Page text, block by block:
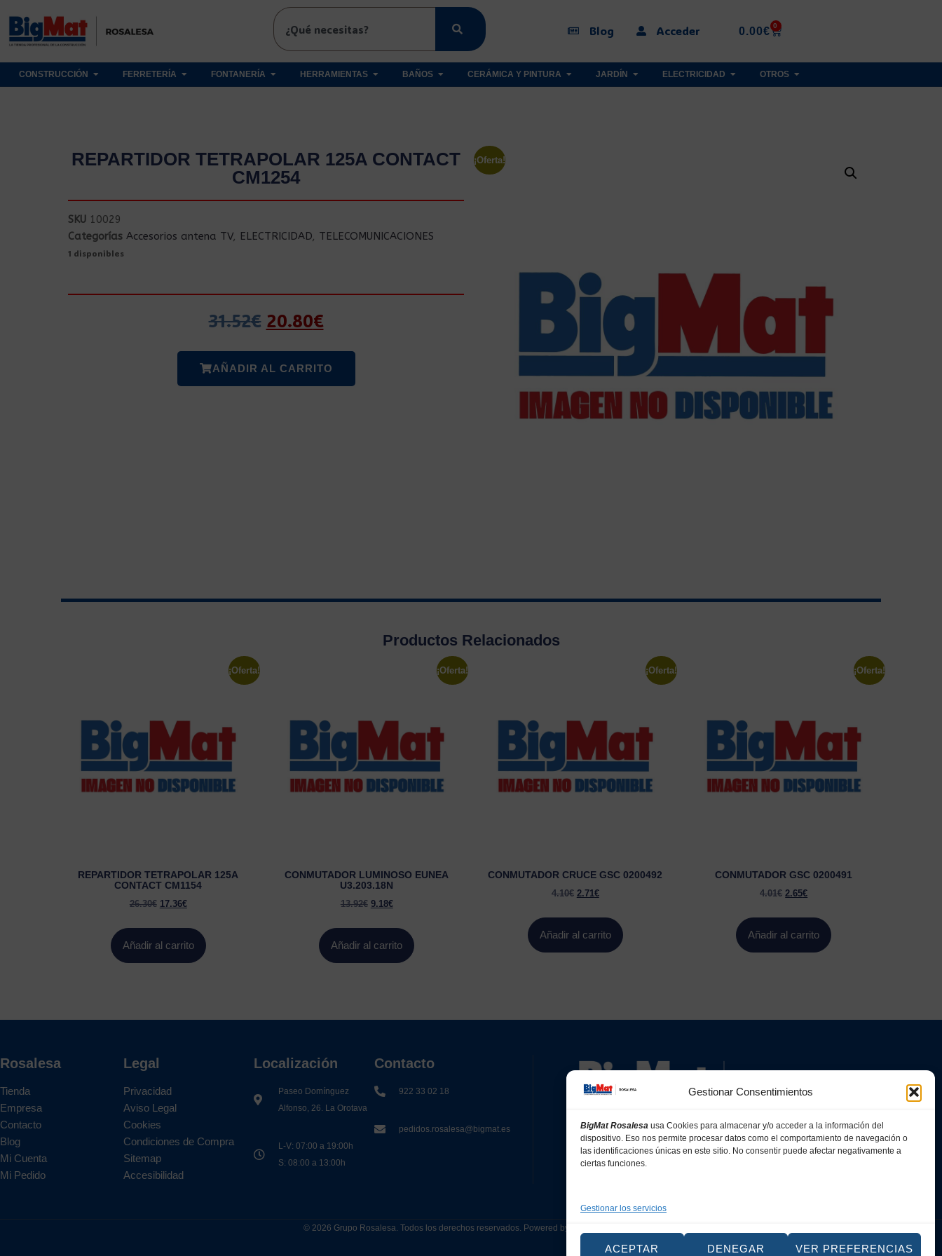
Gestionar Consentimientos
BigMat Rosalesa usa Cookies para almacenar y/o acceder a la información del
dispositivo. Eso nos permite procesar datos como el comportamiento de navegación o
las identificaciones únicas en este sitio. No consentir puede afectar negativamente a
ciertas funciones.
Gestionar los servicios
ACEPTAR DENEGAR VER PREFERENCIAS
Blog Acceder 0.00€ 0
CONSTRUCCIÓN FERRETERÍA FONTANERÍA HERRAMIENTAS BAÑOS CERÁMICA Y PINTURA JARDÍN ELECTRICIDAD OTROS
REPARTIDOR TETRAPOLAR 125A CONTACT
CM1254
SKU 10029
Categorías Accesorios antena TV, ELECTRICIDAD, TELECOMUNICACIONES
1 disponibles
31.52€ 20.80€
AÑADIR AL CARRITO
¡Oferta!
Productos Relacionados
¡Oferta!
REPARTIDOR TETRAPOLAR 125A
CONTACT CM1154
26.30€ 17.36€
Añadir al carrito
¡Oferta!
CONMUTADOR LUMINOSO EUNEA
U3.203.18N
13.92€ 9.18€
Añadir al carrito
¡Oferta!
CONMUTADOR CRUCE GSC 0200492
4.10€ 2.71€
Añadir al carrito
¡Oferta!
CONMUTADOR GSC 0200491
4.01€ 2.65€
Añadir al carrito
Rosalesa
Tienda
Empresa
Contacto
Blog
Mi Cuenta
Mi Pedido
Legal
Privacidad
Aviso Legal
Cookies
Condiciones de Compra
Sitemap
Accesibilidad
Localización
Paseo Domínguez
Alfonso, 26. La Orotava
L-V: 07:00 a 19:00h
S: 08:00 a 13:00h
Contacto
922 33 02 18
pedidos.rosalesa@bigmat.es
© 2026 Grupo Rosalesa. Todos los derechos reservados. Powered by